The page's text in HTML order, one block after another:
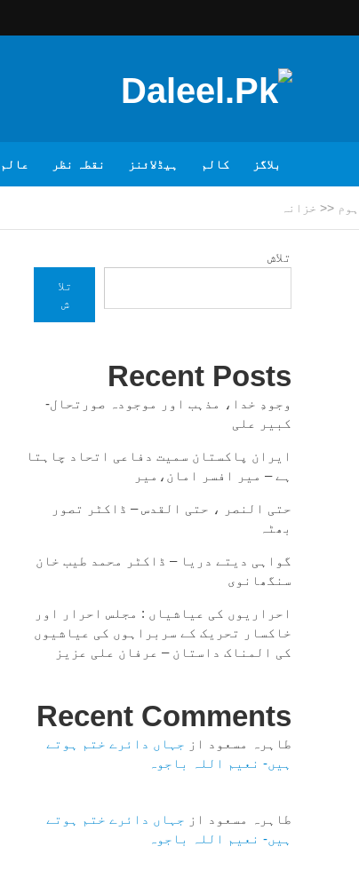
بلاگز کالم ہیڈلائنز نقطہ نظر عالم
ہوم << خزانہ
تلاش
تلا
ش
Recent Posts
وجودِ خدا، مذہب اور موجودہ صورتحال-
کبیر علی
ایران پاکستان سمیت دفاعی اتحاد چاہتا
ہے – میر افسر امان،میر
حتی النصر ، حتی القدس – ڈاکٹر تصور
بھٹہ
گواہی دیتے دریا – ڈاکٹر محمد طیب خان
سنگھانوی
احراریوں کی عیاشیاں : مجلس احرار اور
خاکسار تحریک کے سربراہوں کی عیاشیوں
کی المناک داستان – عرفان علی عزیز
Recent Comments
طاہرہ مسعود از جہاں دائرے ختم ہوتے
ہیں- نعیم اللہ باجوہ
طاہرہ مسعود از جہاں دائرے ختم ہوتے
ہیں- نعیم اللہ باجوہ